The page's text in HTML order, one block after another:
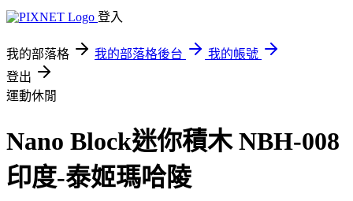
登入
我的部落格 我的部落格後台
我的帳號
登出
運動休閒
Nano Block迷你積木 NBH-008
印度-泰姬瑪哈陵